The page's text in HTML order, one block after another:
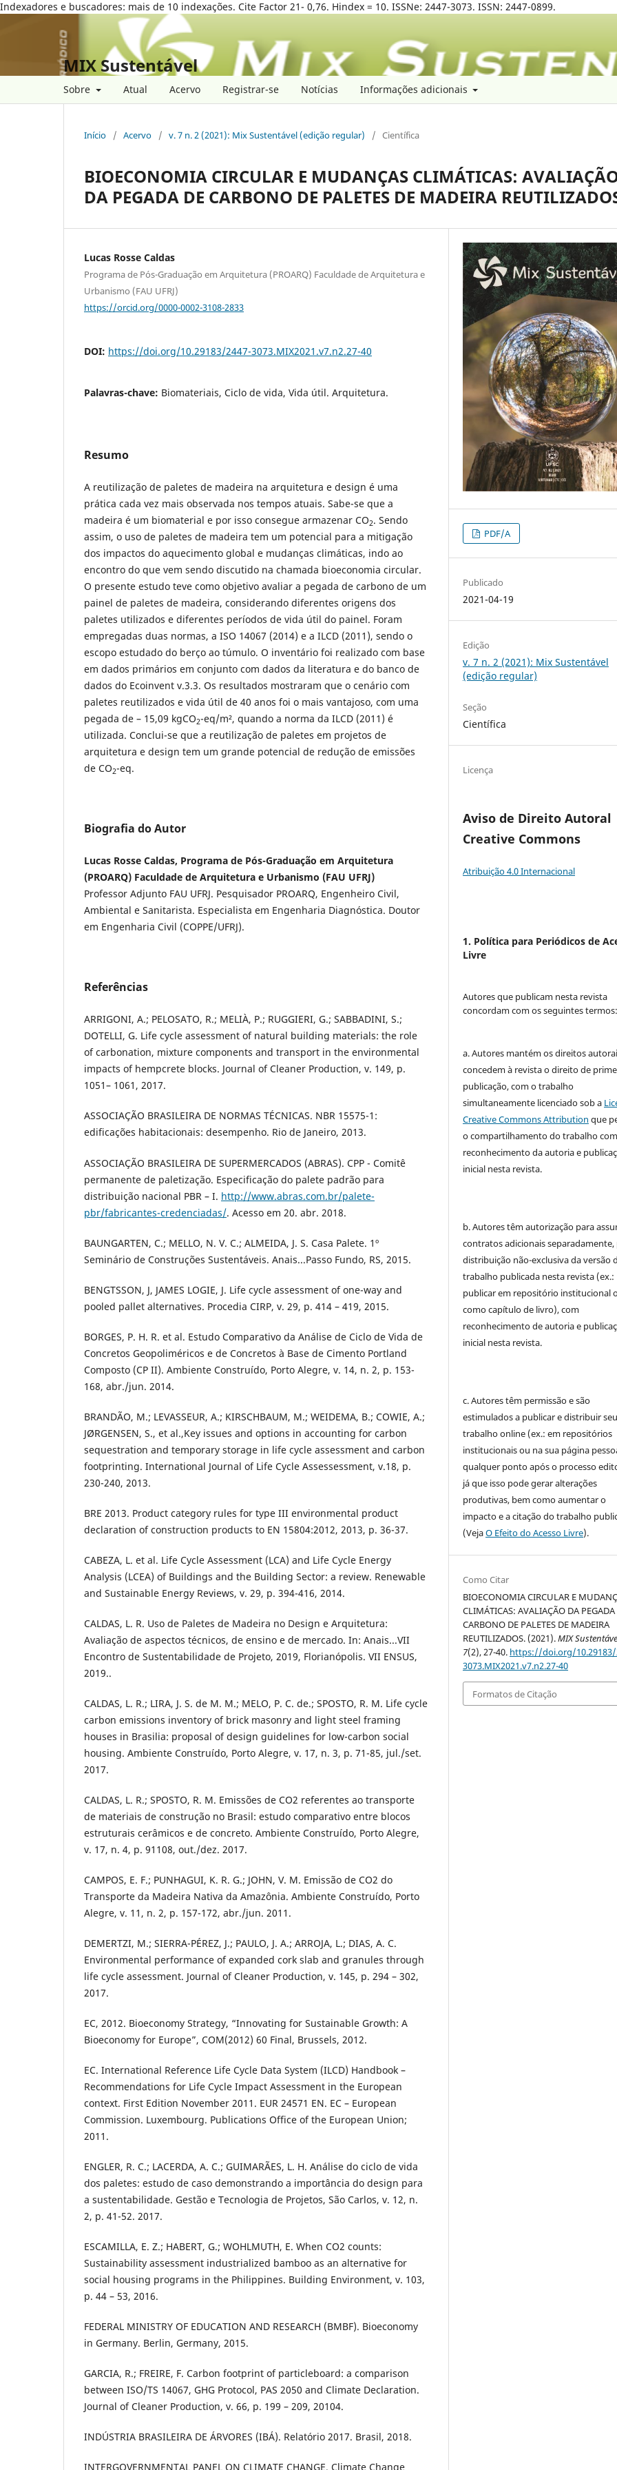
Indexadores e buscadores: mais de 10 indexações. Cite Factor 21- 0,76. Hindex = 10. ISSNe: 2447-3073. ISSN: 2447-0899.
MIX Sustentável
Sobre Atual Acervo Registrar-se Notícias Informações adicionais
Início / Acervo / v. 7 n. 2 (2021): Mix Sustentável (edição regular) / Científica
BIOECONOMIA CIRCULAR E MUDANÇAS CLIMÁTICAS:
DA PEGADA DE CARBONO DE PALETES DE MADEIRA
Lucas Rosse Caldas
Programa de Pós-Graduação em Arquitetura (PROARQ) Faculdade de Arquitetura e
Urbanismo (FAU UFRJ)
https://orcid.org/0000-0002-3108-2833
DOI: https://doi.org/10.29183/2447-3073.MIX2021.v7.n2.27-40
Palavras-chave: Biomateriais, Ciclo de vida, Vida útil. Arquitetura.
Resumo
A reutilização de paletes de madeira na arquitetura e design é uma
prática cada vez mais observada nos tempos atuais. Sabe-se que a
madeira é um biomaterial e por isso consegue armazenar CO2. Sendo
assim, o uso de paletes de madeira tem um potencial para a mitigação
dos impactos do aquecimento global e mudanças climáticas, indo ao
encontro do que vem sendo discutido na chamada bioeconomia circular.
O presente estudo teve como objetivo avaliar a pegada de carbono de um
painel de paletes de madeira, considerando diferentes origens dos
paletes utilizados e diferentes períodos de vida útil do painel. Foram
empregadas duas normas, a ISO 14067 (2014) e a ILCD (2011), sendo o
escopo estudado do berço ao túmulo. O inventário foi realizado com base
em dados primários em conjunto com dados da literatura e do banco de
dados do Ecoinvent v.3.3. Os resultados mostraram que o cenário com
paletes reutilizados e vida útil de 40 anos foi o mais vantajoso, com uma
pegada de – 15,09 kgCO2-eq/m², quando a norma da ILCD (2011) é
utilizada. Conclui-se que a reutilização de paletes em projetos de
arquitetura e design tem um grande potencial de redução de emissões
de CO2-eq.
Biografia do Autor
Lucas Rosse Caldas, Programa de Pós-Graduação em Arquitetura
(PROARQ) Faculdade de Arquitetura e Urbanismo (FAU UFRJ)
Professor Adjunto FAU UFRJ. Pesquisador PROARQ, Engenheiro Civil,
Ambiental e Sanitarista. Especialista em Engenharia Diagnóstica. Doutor
em Engenharia Civil (COPPE/UFRJ).
Referências
ARRIGONI, A.; PELOSATO, R.; MELIÀ, P.; RUGGIERI, G.; SABBADINI, S.;
DOTELLI, G. Life cycle assessment of natural building materials: the role
of carbonation, mixture components and transport in the environmental
impacts of hempcrete blocks. Journal of Cleaner Production, v. 149, p.
1051– 1061, 2017.
ASSOCIAÇÃO BRASILEIRA DE NORMAS TÉCNICAS. NBR 15575-1:
edificações habitacionais: desempenho. Rio de Janeiro, 2013.
ASSOCIAÇÃO BRASILEIRA DE SUPERMERCADOS (ABRAS). CPP - Comitê
permanente de paletização. Especificação do palete padrão para
distribuição nacional PBR – I. http://www.abras.com.br/palete-
pbr/fabricantes-credenciadas/. Acesso em 20. abr. 2018.
BAUNGARTEN, C.; MELLO, N. V. C.; ALMEIDA, J. S. Casa Palete. 1º
Seminário de Construções Sustentáveis. Anais...Passo Fundo, RS, 2015.
BENGTSSON, J, JAMES LOGIE, J. Life cycle assessment of one-way and
pooled pallet alternatives. Procedia CIRP, v. 29, p. 414 – 419, 2015.
BORGES, P. H. R. et al. Estudo Comparativo da Análise de Ciclo de Vida de
Concretos Geopoliméricos e de Concretos à Base de Cimento Portland
Composto (CP II). Ambiente Construído, Porto Alegre, v. 14, n. 2, p. 153-
168, abr./jun. 2014.
BRANDÃO, M.; LEVASSEUR, A.; KIRSCHBAUM, M.; WEIDEMA, B.; COWIE, A.;
JØRGENSEN, S., et al.,Key issues and options in accounting for carbon
sequestration and temporary storage in life cycle assessment and carbon
footprinting. International Journal of Life Cycle Assessessment, v.18, p.
230-240, 2013.
BRE 2013. Product category rules for type III environmental product
declaration of construction products to EN 15804:2012, 2013, p. 36-37.
CABEZA, L. et al. Life Cycle Assessment (LCA) and Life Cycle Energy
Analysis (LCEA) of Buildings and the Building Sector: a review. Renewable
and Sustainable Energy Reviews, v. 29, p. 394-416, 2014.
CALDAS, L. R. Uso de Paletes de Madeira no Design e Arquitetura:
Avaliação de aspectos técnicos, de ensino e de mercado. In: Anais...VII
Encontro de Sustentabilidade de Projeto, 2019, Florianópolis. VII ENSUS,
2019..
CALDAS, L. R.; LIRA, J. S. de M. M.; MELO, P. C. de.; SPOSTO, R. M. Life cycle
carbon emissions inventory of brick masonry and light steel framing
houses in Brasilia: proposal of design guidelines for low-carbon social
housing. Ambiente Construído, Porto Alegre, v. 17, n. 3, p. 71-85, jul./set.
2017.
CALDAS, L. R.; SPOSTO, R. M. Emissões de CO2 referentes ao transporte
de materiais de construção no Brasil: estudo comparativo entre blocos
estruturais cerâmicos e de concreto. Ambiente Construído, Porto Alegre,
v. 17, n. 4, p. 91108, out./dez. 2017.
CAMPOS, E. F.; PUNHAGUI, K. R. G.; JOHN, V. M. Emissão de CO2 do
Transporte da Madeira Nativa da Amazônia. Ambiente Construído, Porto
Alegre, v. 11, n. 2, p. 157-172, abr./jun. 2011.
DEMERTZI, M.; SIERRA-PÉREZ, J.; PAULO, J. A.; ARROJA, L.; DIAS, A. C.
Environmental performance of expanded cork slab and granules through
life cycle assessment. Journal of Cleaner Production, v. 145, p. 294 – 302,
2017.
EC, 2012. Bioeconomy Strategy, “Innovating for Sustainable Growth: A
Bioeconomy for Europe”, COM(2012) 60 Final, Brussels, 2012.
EC. International Reference Life Cycle Data System (ILCD) Handbook –
Recommendations for Life Cycle Impact Assessment in the European
context. First Edition November 2011. EUR 24571 EN. EC – European
Commission. Luxembourg. Publications Office of the European Union;
2011.
ENGLER, R. C.; LACERDA, A. C.; GUIMARÃES, L. H. Análise do ciclo de vida
dos paletes: estudo de caso demonstrando a importância do design para
a sustentabilidade. Gestão e Tecnologia de Projetos, São Carlos, v. 12, n.
2, p. 41-52. 2017.
ESCAMILLA, E. Z.; HABERT, G.; WOHLMUTH, E. When CO2 counts:
Sustainability assessment industrialized bamboo as an alternative for
social housing programs in the Philippines. Building Environment, v. 103,
p. 44 – 53, 2016.
FEDERAL MINISTRY OF EDUCATION AND RESEARCH (BMBF). Bioeconomy
in Germany. Berlin, Germany, 2015.
GARCIA, R.; FREIRE, F. Carbon footprint of particleboard: a comparison
between ISO/TS 14067, GHG Protocol, PAS 2050 and Climate Declaration.
Journal of Cleaner Production, v. 66, p. 199 – 209, 20104.
INDÚSTRIA BRASILEIRA DE ÁRVORES (IBÁ). Relatório 2017. Brasil, 2018.
INTERGOVERNMENTAL PANEL ON CLIMATE CHANGE. Climate Change
PDF/A
Publicado
2021-04-19
Edição
v. 7 n. 2 (2021): Mix Sustentável
(edição regular)
Seção
Científica
Licença
Aviso de Direito Autoral
Creative Commons
Atribuição 4.0 Internacional
1. Política para Periódicos de
Livre
Autores que publicam nesta revista
concordam com os seguintes termos:
a. Autores mantém os direitos
concedem à revista o direito de
publicação, com o trabalho
simultaneamente licenciado sob a
Creative Commons Attribution que
o compartilhamento do trabalho com
reconhecimento da autoria e
inicial nesta revista.
b. Autores têm autorização para
contratos adicionais separadamente,
distribuição não-exclusiva da versão
trabalho publicada nesta revista (ex.:
publicar em repositório institucional
como capítulo de livro), com
reconhecimento de autoria e
inicial nesta revista.
c. Autores têm permissão e são
estimulados a publicar e distribuir seu
trabalho online (ex.: em repositórios
institucionais ou na sua página
qualquer ponto após o processo
já que isso pode gerar alterações
produtivas, bem como aumentar o
impacto e a citação do trabalho
(VejaO Efeito do Acesso Livre).
Como Citar
BIOECONOMIA CIRCULAR E
CLIMÁTICAS: AVALIAÇÃO DA PEGADA
CARBONO DE PALETES DE MADEIRA
REUTILIZADOS. (2021).MIX
7(2), 27-40. https://doi.org/10.29183/
3073.MIX2021.v7.n2.27-40
Formatos de Citação